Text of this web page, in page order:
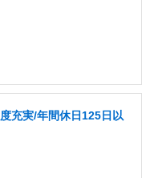
充実/年間休日125日以